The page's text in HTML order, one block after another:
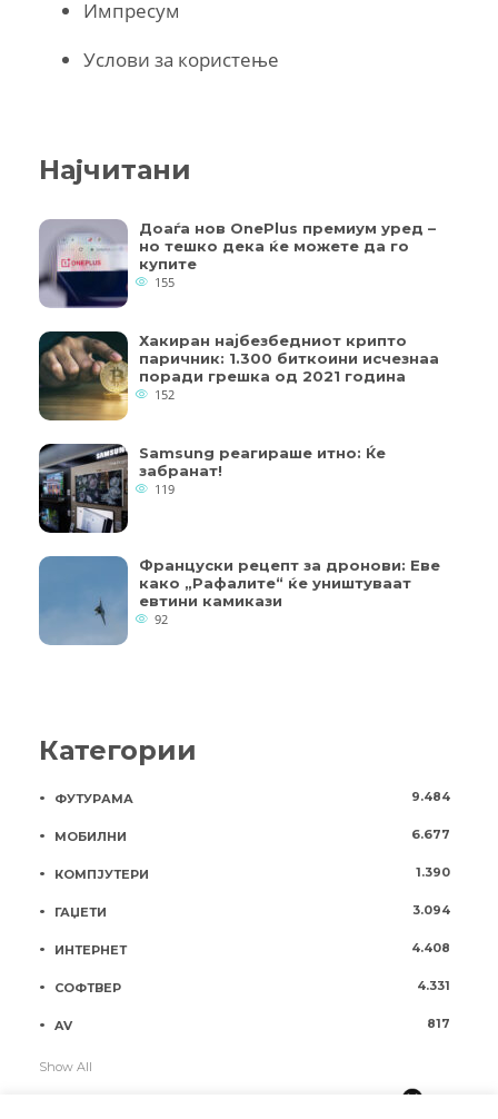
Импресум
Услови за користење
Најчитани
Доаѓа нов OnePlus премиум уред –
но тешко дека ќе можете да го
купите
155
Хакиран најбезбедниот крипто
паричник: 1.300 биткоини исчезнаа
поради грешка од 2021 година
152
Samsung реагираше итно: Ќе
забранат!
119
Француски рецепт за дронови: Еве
како „Рафалите“ ќе уништуваат
евтини камикази
92
Категории
ФУТУРАМА 9.484
МОБИЛНИ 6.677
КОМПЈУТЕРИ 1.390
ГАЏЕТИ 3.094
ИНТЕРНЕТ 4.408
СОФТВЕР 4.331
AV 817
Show All